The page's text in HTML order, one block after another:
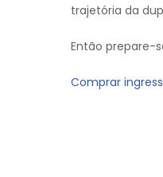
trajetória da
Então prepare-
Comprar